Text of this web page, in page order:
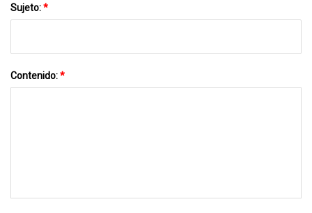
Sujeto:*
Contenido:*